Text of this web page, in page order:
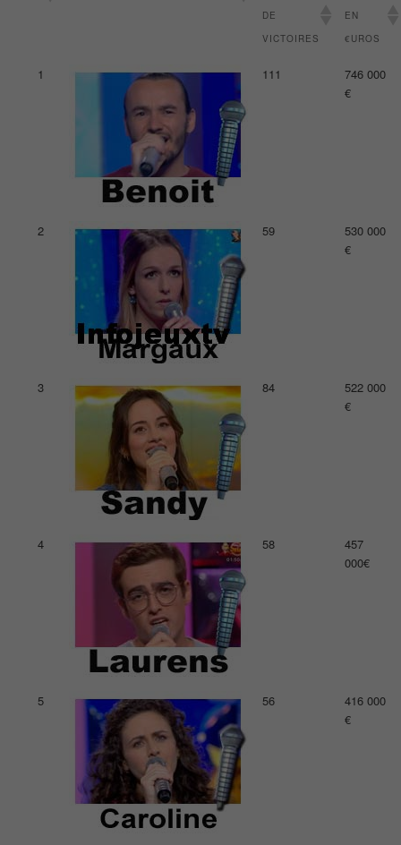
DE
VICTOIRES
EN
€UROS
1 111
746 000
€
2 59
530 000
€
3 84
522 000
€
4 58
457
000€
5 56
416 000
€